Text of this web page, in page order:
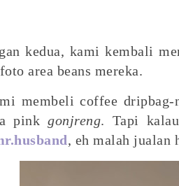
kedua, kami kembali
area beans mereka.
membeli coffee dripbag-
pinkgonjreng. Tapi
, eh malah jualan